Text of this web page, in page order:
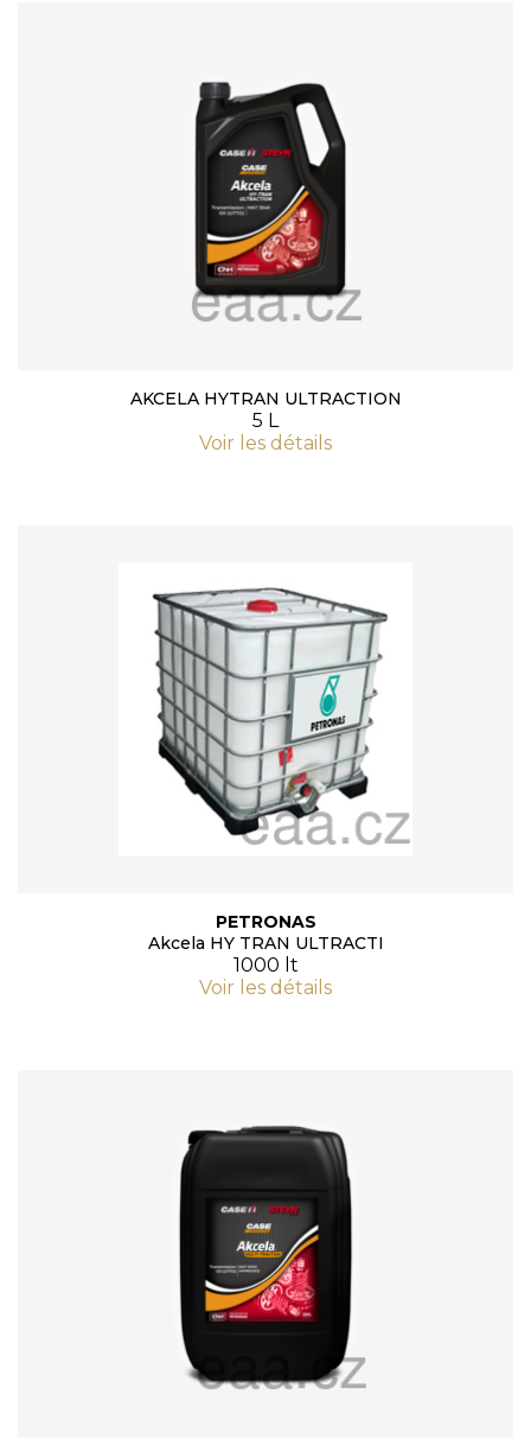
AKCELA HYTRAN ULTRACTION
5 L
Voir les détails
PETRONAS
Akcela HY TRAN ULTRACTI
1000 lt
Voir les détails